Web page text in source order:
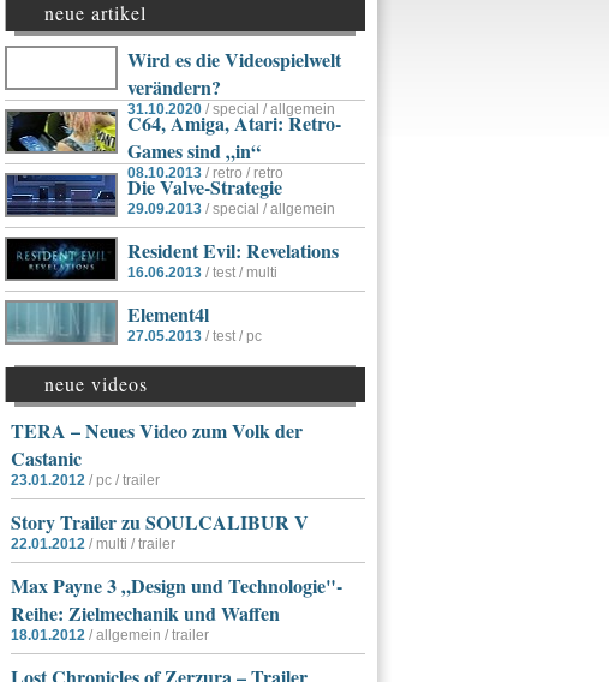
neue artikel
Wird es die Videospielwelt
verändern?
31.10.2020 / special / allgemein
C64, Amiga, Atari: Retro-
Games sind „in“
08.10.2013 / retro / retro
Die Valve-Strategie
29.09.2013 / special / allgemein
Resident Evil: Revelations
16.06.2013 / test / multi
Element4l
27.05.2013 / test / pc
neue videos
TERA – Neues Video zum Volk der
Castanic
23.01.2012 / pc / trailer
Story Trailer zu SOULCALIBUR V
22.01.2012 / multi / trailer
Max Payne 3 „Design und Technologie"-
Reihe: Zielmechanik und Waffen
18.01.2012 / allgemein / trailer